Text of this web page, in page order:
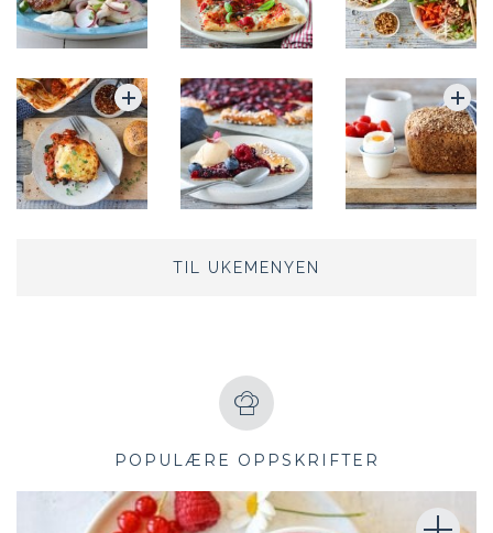
TIL UKEMENYEN
POPULÆRE OPPSKRIFTER